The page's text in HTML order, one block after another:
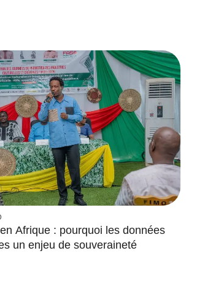
Afrique : pourquoi les données
un enjeu de souveraineté